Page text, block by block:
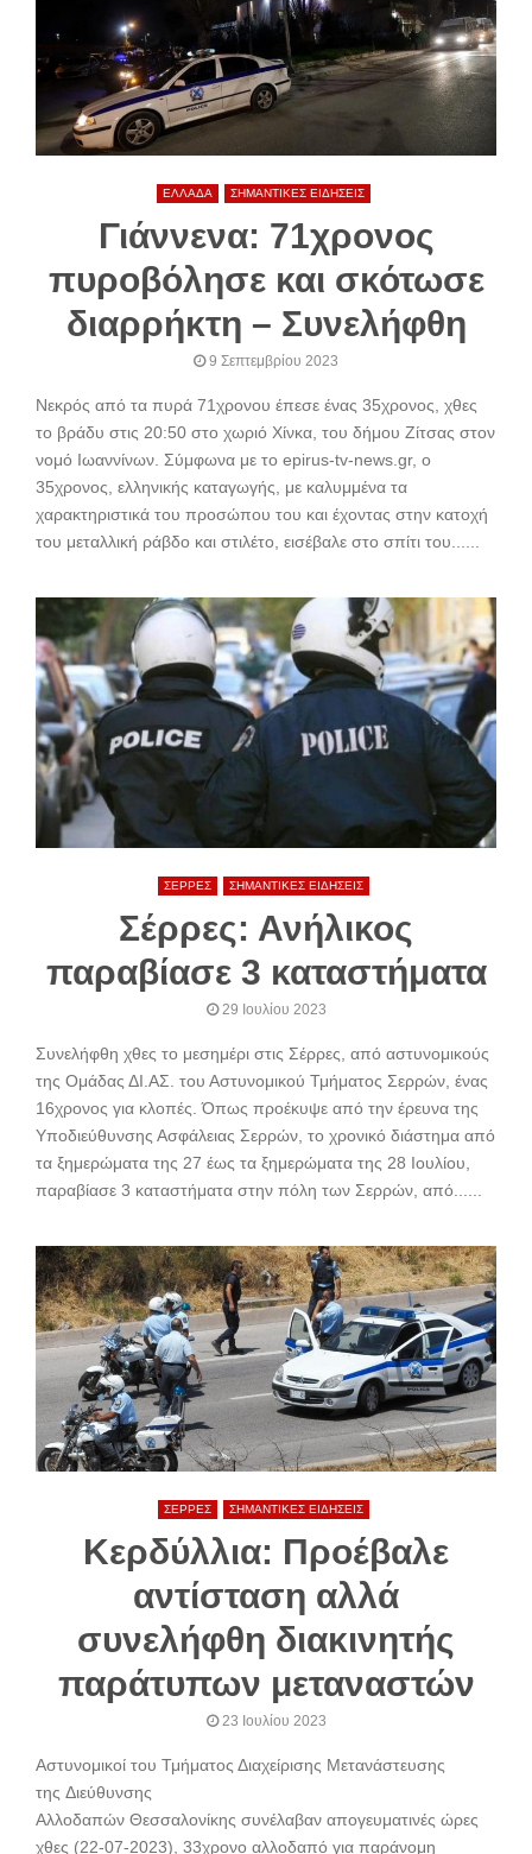
ΕΛΛΑΔΑ ΣΗΜΑΝΤΙΚΕΣ ΕΙΔΗΣΕΙΣ
Γιάννενα: 71χρονος
πυροβόλησε και σκότωσε
διαρρήκτη – Συνελήφθη
9 Σεπτεμβρίου 2023
Νεκρός από τα πυρά 71χρονου έπεσε ένας 35χρονος, χθες
το βράδυ στις 20:50 στο χωριό Χίνκα, του δήμου Ζίτσας στον
νομό Ιωαννίνων. Σύμφωνα με το epirus-tv-news.gr, ο
35χρονος, ελληνικής καταγωγής, με καλυμμένα τα
χαρακτηριστικά του προσώπου του και έχοντας στην κατοχή
του μεταλλική ράβδο και στιλέτο, εισέβαλε στο σπίτι του......
ΣΕΡΡΕΣ ΣΗΜΑΝΤΙΚΕΣ ΕΙΔΗΣΕΙΣ
Σέρρες: Ανήλικος
παραβίασε 3 καταστήματα
29 Ιουλίου 2023
Συνελήφθη χθες το μεσημέρι στις Σέρρες, από αστυνομικούς
της Ομάδας ΔΙ.ΑΣ. του Αστυνομικού Τμήματος Σερρών, ένας
16χρονος για κλοπές. Όπως προέκυψε από την έρευνα της
Υποδιεύθυνσης Ασφάλειας Σερρών, το χρονικό διάστημα από
τα ξημερώματα της 27 έως τα ξημερώματα της 28 Ιουλίου,
παραβίασε 3 καταστήματα στην πόλη των Σερρών, από......
ΣΕΡΡΕΣ ΣΗΜΑΝΤΙΚΕΣ ΕΙΔΗΣΕΙΣ
Κερδύλλια: Προέβαλε
αντίσταση αλλά
συνελήφθη διακινητής
παράτυπων μεταναστών
23 Ιουλίου 2023
Αστυνομικοί του Τμήματος Διαχείρισης Μετανάστευσης
της Διεύθυνσης
Αλλοδαπών Θεσσαλονίκης συνέλαβαν απογευματινές ώρες
χθες (22-07-2023), 33χρονο αλλοδαπό για παράνομη